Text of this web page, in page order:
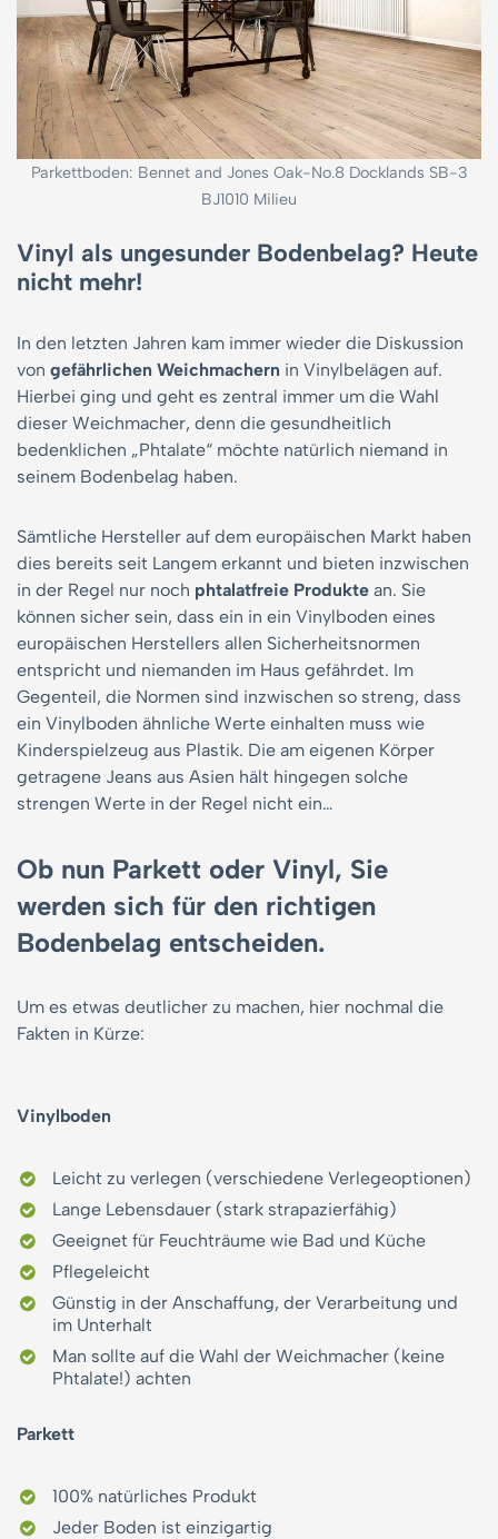
Parkettboden: Bennet and Jones Oak-No.8 Docklands SB-3
BJ1010 Milieu
Vinyl als ungesunder Bodenbelag? Heute
nicht mehr!
In den letzten Jahren kam immer wieder die Diskussion
von gefährlichen Weichmachern in Vinylbelägen auf.
Hierbei ging und geht es zentral immer um die Wahl
dieser Weichmacher, denn die gesundheitlich
bedenklichen „Phtalate“ möchte natürlich niemand in
seinem Bodenbelag haben.
Sämtliche Hersteller auf dem europäischen Markt haben
dies bereits seit Langem erkannt und bieten inzwischen
in der Regel nur noch phtalatfreie Produkte an. Sie
können sicher sein, dass ein in ein Vinylboden eines
europäischen Herstellers allen Sicherheitsnormen
entspricht und niemanden im Haus gefährdet. Im
Gegenteil, die Normen sind inzwischen so streng, dass
ein Vinylboden ähnliche Werte einhalten muss wie
Kinderspielzeug aus Plastik. Die am eigenen Körper
getragene Jeans aus Asien hält hingegen solche
strengen Werte in der Regel nicht ein…
Ob nun Parkett oder Vinyl, Sie
werden sich für den richtigen
Bodenbelag entscheiden.
Um es etwas deutlicher zu machen, hier nochmal die
Fakten in Kürze:
Vinylboden
Leicht zu verlegen (verschiedene Verlegeoptionen)
Lange Lebensdauer (stark strapazierfähig)
Geeignet für Feuchträume wie Bad und Küche
Pflegeleicht
Günstig in der Anschaffung, der Verarbeitung und
im Unterhalt
Man sollte auf die Wahl der Weichmacher (keine
Phtalate!) achten
Parkett
100% natürliches Produkt
Jeder Boden ist einzigartig